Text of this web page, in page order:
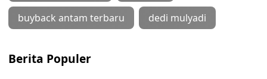
buyback antam terbaru dedi mulyadi
Berita Populer